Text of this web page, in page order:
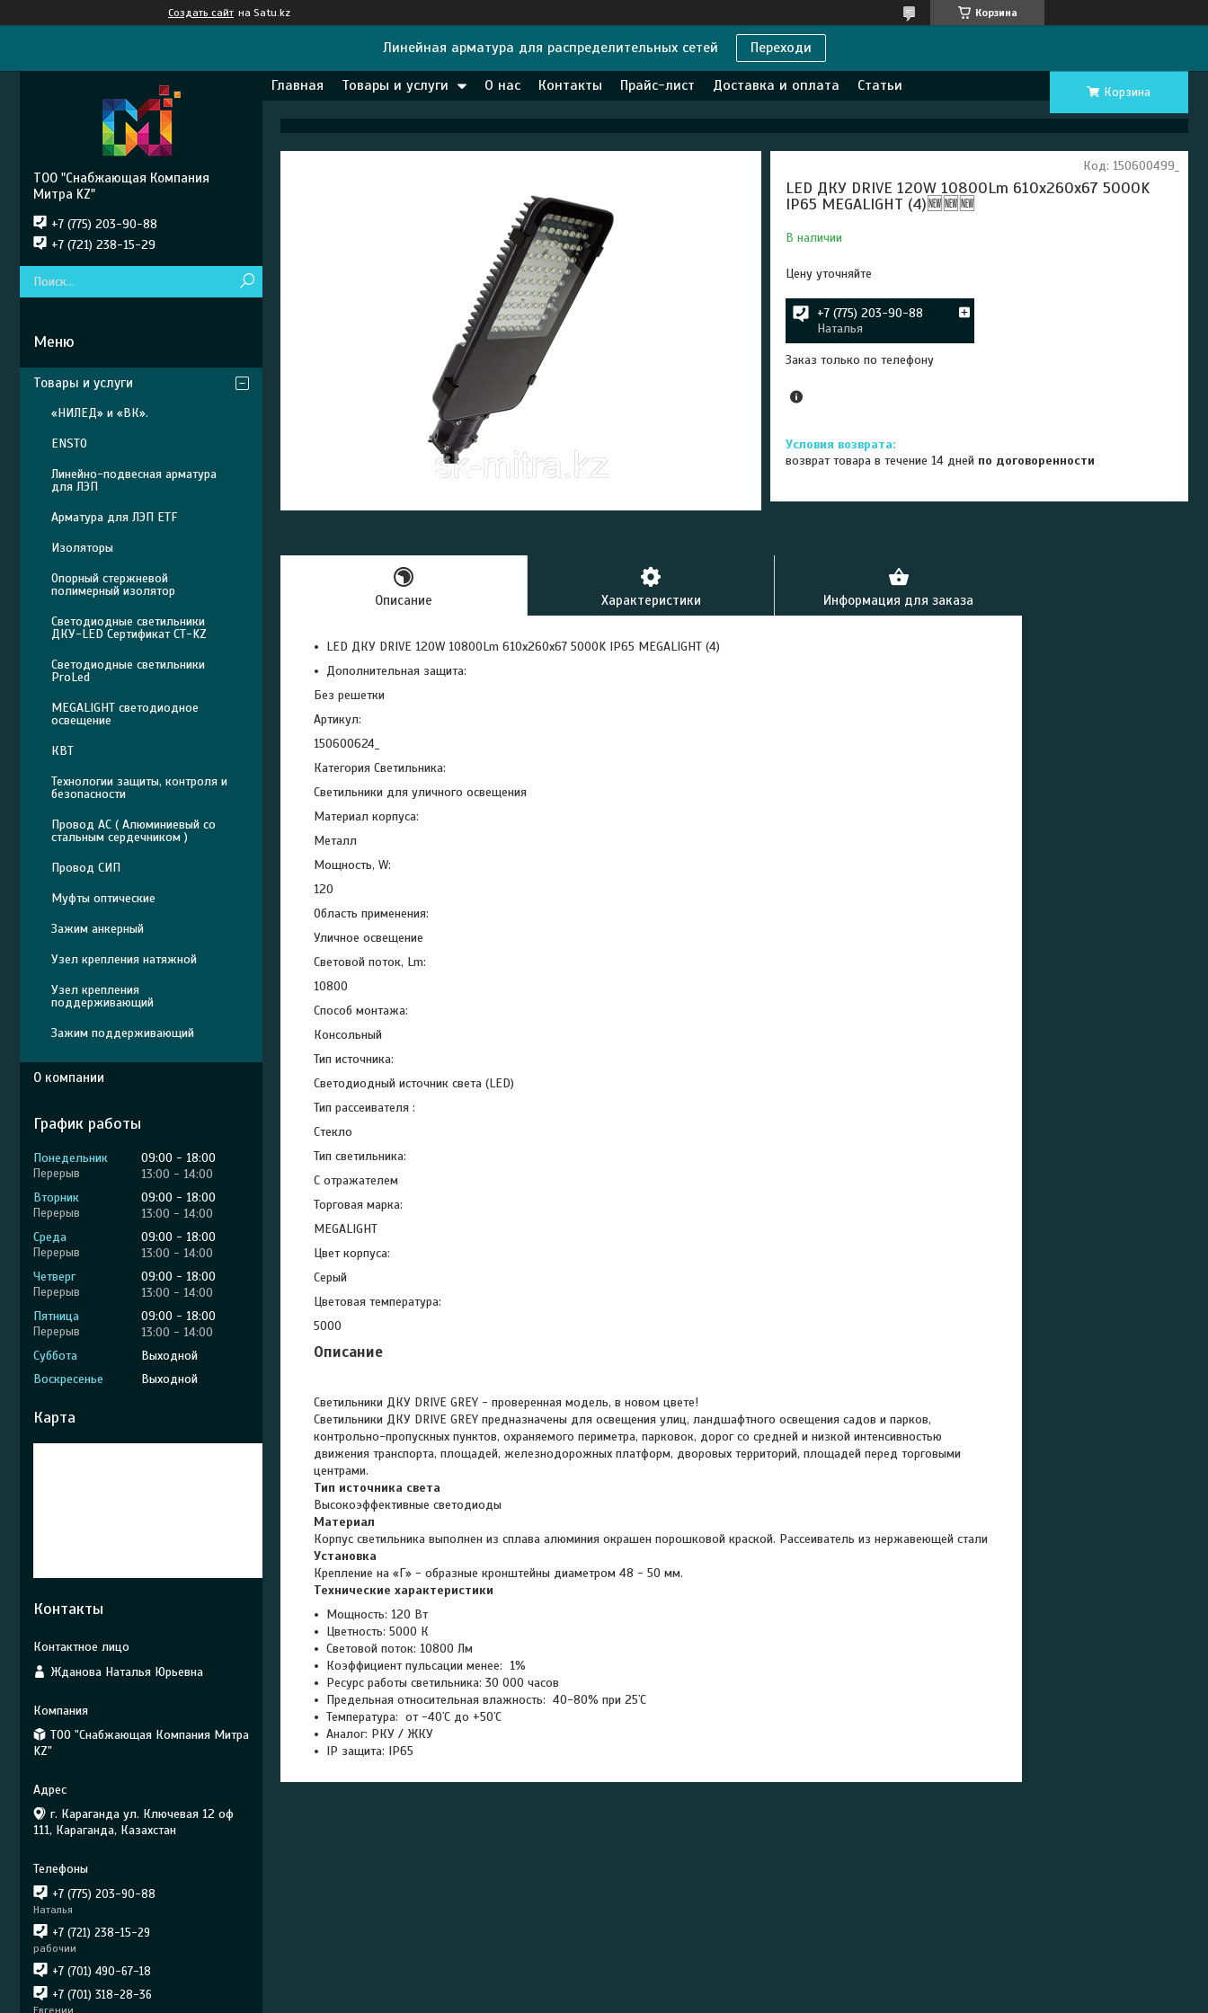
Создать сайт на Satu.kz Корзина
Линейная арматура для распределительных сетей Переходи
Главная Товары и услуги О нас Контакты Прайс-лист Доставка и оплата Статьи Корзина
LED ДКУ DRIVE 120W 10800Lm 610x260x67 5000K
IP65 MEGALIGHT (4)🆕🆕🆕
В наличии
Код: 150600499_
Цену уточняйте
+7 (775) 203-90-88
Наталья
Заказ только по телефону
возврат товара в течение 14 дней по договоренности
Описание Характеристики Информация для заказа
LED ДКУ DRIVE 120W 10800Lm 610x260x67 5000K IP65 MEGALIGHT (4)
Дополнительная защита:
Без решетки
Артикул:
150600624_
Категория Светильника:
Светильники для уличного освещения
Материал корпуса:
Металл
Мощность, W:
120
Область применения:
Уличное освещение
Световой поток, Lm:
10800
Способ монтажа:
Консольный
Тип источника:
Светодиодный источник света (LED)
Тип рассеивателя :
Стекло
Тип светильника:
С отражателем
Торговая марка:
MEGALIGHT
Цвет корпуса:
Серый
Цветовая температура:
5000
Описание
Светильники ДКУ DRIVE GREY - проверенная модель, в новом цвете!
Светильники ДКУ DRIVE GREY предназначены для освещения улиц, ландшафтного освещения садов и парков,
контрольно-пропускных пунктов, охраняемого периметра, парковок, дорог со средней и низкой интенсивностью
движения транспорта, площадей, железнодорожных платформ, дворовых территорий, площадей перед торговыми
центрами.
Тип источника света
Высокоэффективные светодиоды
Материал
Корпус светильника выполнен из сплава алюминия окрашен порошковой краской. Рассеиватель из нержавеющей стали
Установка
Крепление на «Г» - образные кронштейны диаметром 48 - 50 мм.
Технические характеристики
Мощность: 120 Вт
Цветность: 5000 К
Световой поток: 10800 Лм
Коэффициент пульсации менее: 1%
Ресурс работы светильника: 30 000 часов
Предельная относительная влажность: 40-80% при 25`С
Температура: от -40`С до +50`С
Аналог: РКУ / ЖКУ
IP защита: IP65
ТОО "Снабжающая Компания
Митра KZ"
+7 (775) 203-90-88
+7 (721) 238-15-29
Товары и услуги
«НИЛЕД» и «ВК».
ENSTO
Линейно-подвесная арматура
для ЛЭП
Арматура для ЛЭП ETF
Изоляторы
Опорный стержневой
полимерный изолятор
Светодиодные светильники
ДКУ-LED Сертификат СТ-KZ
Светодиодные светильники
ProLed
MEGALIGHT светодиодное
освещение
КВТ
Технологии защиты, контроля и
безопасности
Провод АС ( Алюминиевый со
стальным сердечником )
Провод СИП
Муфты оптические
Зажим анкерный
Узел крепления натяжной
Узел крепления
поддерживающий
Зажим поддерживающий
О компании
График работы
Понедельник 09:00
18:00
13:00
14:00
Вторник
09:00
18:00
13:00
14:00
Среда
09:00
18:00
13:00
14:00
Четверг
09:00
18:00
13:00
14:00
Пятница
09:00
18:00
13:00
14:00
Суббота
Выходной
Воскресенье
Выходной
Карта
Контакты
Жданова Наталья Юрьевна
ТОО "Снабжающая Компания Митра
KZ"
г. Караганда ул. Ключевая 12 оф
111, Караганда, Казахстан
+7 (775) 203-90-88
Наталья
+7 (721) 238-15-29
рабочии
+7 (701) 490-67-18
+7 (701) 318-28-36
Евгении